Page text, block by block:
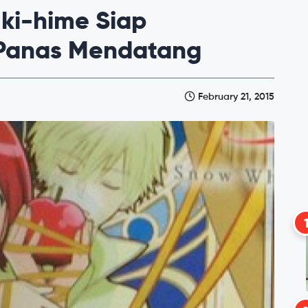
hime Siap
Mendatang
February 21, 2015
1